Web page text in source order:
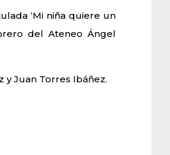
‘Mi niña quiere un
del Ateneo Ángel
y Juan Torres Ibáñez.